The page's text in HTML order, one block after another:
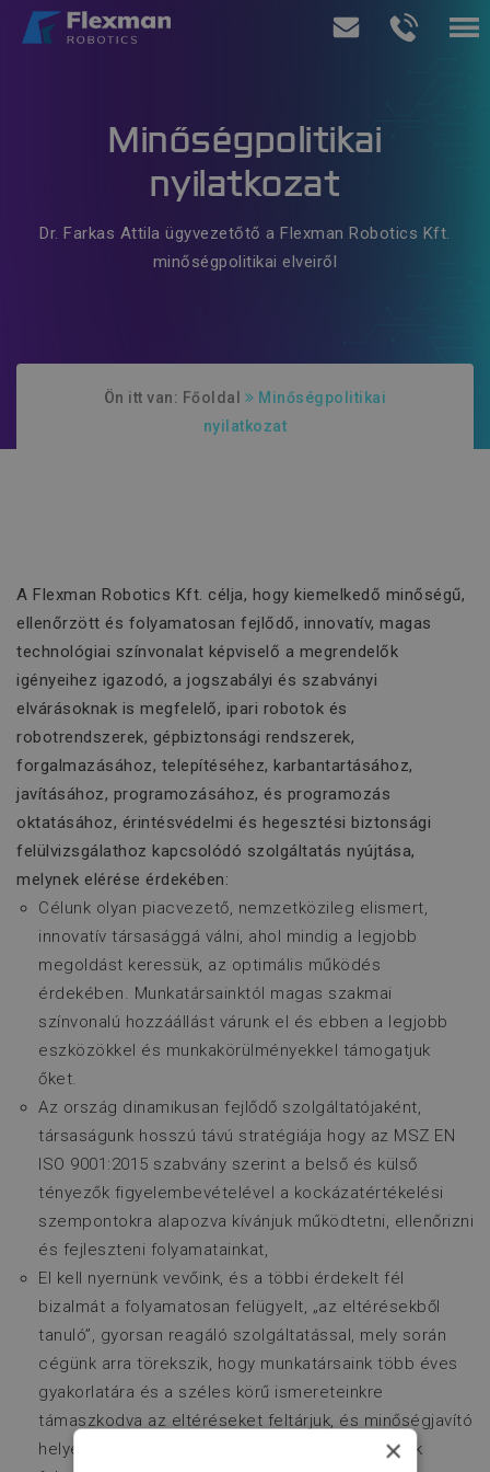
Szolgáltatásaink
Ajánlatkérés
Minőségpolitikai
nyilatkozat
Dr. Farkas Attila ügyvezetőtő a Flexman Robotics Kft.
minőségpolitikai elveiről
Ön itt van: Főoldal
Minőségpolitikai
nyilatkozat
A Flexman Robotics Kft. célja, hogy kiemelkedő minőségű,
ellenőrzött és folyamatosan fejlődő, innovatív, magas
technológiai színvonalat képviselő a megrendelők
igényeihez igazodó, a jogszabályi és szabványi
elvárásoknak is megfelelő, ipari robotok és
robotrendszerek, gépbiztonsági rendszerek,
forgalmazásához, telepítéséhez, karbantartásához,
javításához, programozásához, és programozás
oktatásához, érintésvédelmi és hegesztési biztonsági
felülvizsgálathoz kapcsolódó szolgáltatás nyújtása,
melynek elérése érdekében:
Célunk olyan piacvezető, nemzetközileg elismert,
innovatív társasággá válni, ahol mindig a legjobb
megoldást keressük, az optimális működés
érdekében. Munkatársainktól magas szakmai
színvonalú hozzáállást várunk el és ebben a legjobb
eszközökkel és munkakörülményekkel támogatjuk
őket.
Az ország dinamikusan fejlődő szolgáltatójaként,
társaságunk hosszú távú stratégiája hogy az MSZ EN
ISO 9001:2015 szabvány szerint a belső és külső
tényezők figyelembevételével a kockázatértékelési
szempontokra alapozva kívánjuk működtetni, ellenőrizni
és fejleszteni folyamatainkat,
El kell nyernünk vevőink, és a többi érdekelt fél
bizalmát a folyamatosan felügyelt, „az eltérésekből
tanuló”, gyorsan reagáló szolgáltatással, mely során
cégünk arra törekszik, hogy munkatársaink több éves
gyakorlatára és a széles körű ismereteinkre
támaszkodva az eltéréseket feltárjuk, és minőségjavító
helyesbítő intézkedések segítségével fejlesszük
×